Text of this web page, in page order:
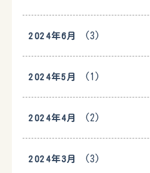
2024年6月 (3)
2024年5月 (1)
2024年4月 (2)
2024年3月 (3)